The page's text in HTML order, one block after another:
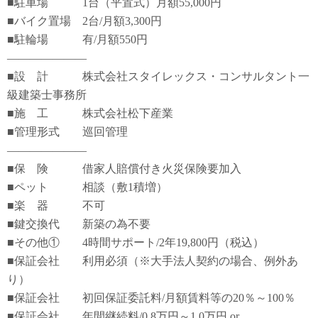
■駐車場 1台（平置式）月額55,000円
■バイク置場 2台/月額3,300円
■駐輪場 有/月額550円
―――――――
■設 計 株式会社スタイレックス・コンサルタント一
級建築士事務所
■施 工 株式会社松下産業
■管理形式 巡回管理
―――――――
■保 険 借家人賠償付き火災保険要加入
■ペット 相談（敷1積増）
■楽 器 不可
■鍵交換代 新築の為不要
■その他① 4時間サポート/2年19,800円（税込）
■保証会社 利用必須（※大手法人契約の場合、例外あ
り）
■保証会社 初回保証委託料/月額賃料等の20％～100％